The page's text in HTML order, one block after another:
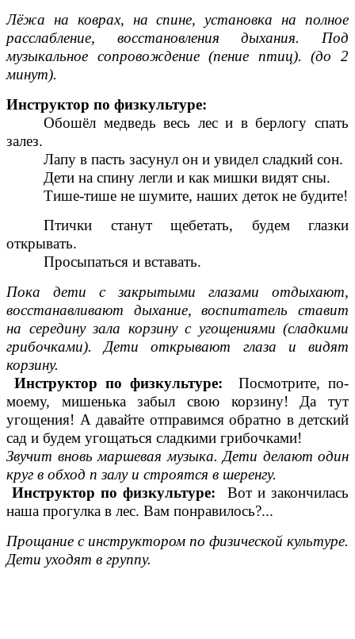
Лёжа на коврах, на спине, установка на полное
расслабление, восстановления дыхания. Под
музыкальное сопровождение (пение птиц). (до 2
минут).
Инструктор по физкультуре:
Обошёл медведь весь лес и в берлогу спать
залез.
Лапу в пасть засунул он и увидел сладкий сон.
Дети на спину легли и как мишки видят сны.
Тише-тише не шумите, наших деток не будите!
Птички станут щебетать, будем глазки
открывать.
Просыпаться и вставать.
Пока дети с закрытыми глазами отдыхают,
восстанавливают дыхание, воспитатель ставит
на середину зала корзину с угощениями (сладкими
грибочками). Дети открывают глаза и видят
корзину.
Инструктор по физкультуре: Посмотрите, по-
моему, мишенька забыл свою корзину! Да тут
угощения! А давайте отправимся обратно в детский
сад и будем угощаться сладкими грибочками!
Звучит вновь маршевая музыка. Дети делают один
круг в обход п залу и строятся в шеренгу.
Инструктор по физкультуре: Вот и закончилась
наша прогулка в лес. Вам понравилось?...
Прощание с инструктором по физической культуре.
Дети уходят в группу.